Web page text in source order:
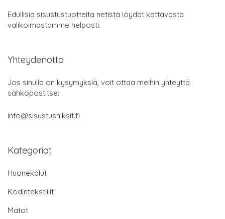
Edullisia sisustustuotteita netistä löydät kattavasta
valikoimastamme helposti.
Yhteydenotto
Jos sinulla on kysymyksiä, voit ottaa meihin yhteyttä
sähköpostitse:
info@sisustusniksit.fi
Kategoriat
Huonekalut
Kodintekstiilit
Matot